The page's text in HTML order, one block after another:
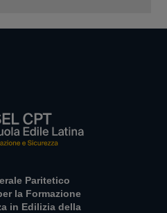
Paritetico
la Formazione
in Edilizia della